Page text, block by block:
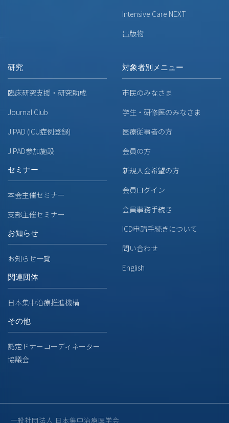
Intensive Care NEXT
出版物
研究
臨床研究支援・研究助成
Journal Club
JIPAD (ICU症例登録)
JIPAD参加施設
セミナー
本会主催セミナー
支部主催セミナー
お知らせ
お知らせ一覧
関連団体
日本集中治療推進機構
その他
認定ドナーコーディネーター
協議会
対象者別メニュー
市民のみなさま
学生・研修医のみなさま
医療従事者の方
会員の方
新規入会希望の方
会員ログイン
会員事務手続き
ICD申請手続きについて
問い合わせ
English
一般社団法人 日本集中治療医学会